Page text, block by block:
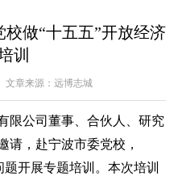
做“十五五”开放经济
训
文章来源：远博志城
限公司董事、合伙人、研究
请，赴宁波市委党校，
题开展专题培训。本次培训